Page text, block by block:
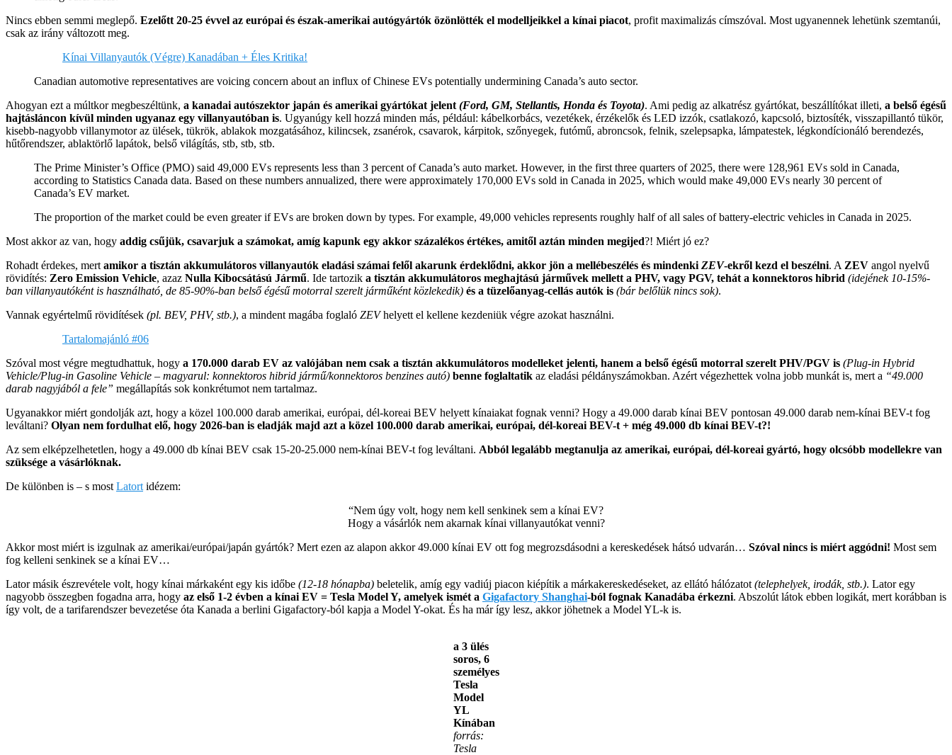
Nincs ebben semmi meglepő. Ezelőtt 20-25 évvel az európai és észak-amerikai autógyártók özönlötték el modelljeikkel a kínai piacot, profit maximalizás címszóval. Most ugyanennek lehetünk szemtanúi,
csak az irány változott meg.
Kínai Villanyautók (Végre) Kanadában + Éles Kritika!
Canadian automotive representatives are voicing concern about an influx of Chinese EVs potentially undermining Canada’s auto sector.
Ahogyan ezt a múltkor megbeszéltünk, a kanadai autószektor japán és amerikai gyártókat jelent (Ford, GM, Stellantis, Honda és Toyota). Ami pedig az alkatrész gyártókat, beszállítókat illeti, a belső égésű
hajtásláncon kívül minden ugyanaz egy villanyautóban is. Ugyanúgy kell hozzá minden más, például: kábelkorbács, vezetékek, érzékelők és LED izzók, csatlakozó, kapcsoló, biztosíték, visszapillantó tükör,
kisebb-nagyobb villanymotor az ülések, tükrök, ablakok mozgatásához, kilincsek, zsanérok, csavarok, kárpitok, szőnyegek, futómű, abroncsok, felnik, szelepsapka, lámpatestek, légkondícionáló berendezés,
hűtőrendszer, ablaktörlő lapátok, belső világítás, stb, stb, stb.
The Prime Minister’s Office (PMO) said 49,000 EVs represents less than 3 percent of Canada’s auto market. However, in the first three quarters of 2025, there were 128,961 EVs sold in Canada,
according to Statistics Canada data. Based on these numbers annualized, there were approximately 170,000 EVs sold in Canada in 2025, which would make 49,000 EVs nearly 30 percent of
Canada’s EV market.
The proportion of the market could be even greater if EVs are broken down by types. For example, 49,000 vehicles represents roughly half of all sales of battery-electric vehicles in Canada in 2025.
Most akkor az van, hogy addig csűjük, csavarjuk a számokat, amíg kapunk egy akkor százalékos értékes, amitől aztán minden megijed?! Miért jó ez?
Rohadt érdekes, mert amikor a tisztán akkumulátoros villanyautók eladási számai felől akarunk érdeklődni, akkor jön a mellébeszélés és mindenki ZEV-ekről kezd el beszélni. A ZEV angol nyelvű
rövidítés: Zero Emission Vehicle, azaz Nulla Kibocsátású Jármű. Ide tartozik a tisztán akkumulátoros meghajtású járművek mellett a PHV, vagy PGV, tehát a konnektoros hibrid (idejének 10-15%-
ban villanyautóként is használható, de 85-90%-ban belső égésű motorral szerelt járműként közlekedik) és a tüzelőanyag-cellás autók is (bár belőlük nincs sok).
Vannak egyértelmű rövidítések (pl. BEV, PHV, stb.), a mindent magába foglaló ZEVhelyett el kellene kezdeniük végre azokat használni.
Tartalomajánló #06
Szóval most végre megtudhattuk, hogy a 170.000 darab EV az valójában nem csak a tisztán akkumulátoros modelleket jelenti, hanem a belső égésű motorral szerelt PHV/PGV is (Plug-in Hybrid
Vehicle/Plug-in Gasoline Vehicle – magyarul: konnektoros hibrid jármű/konnektoros benzines autó) benne foglaltatik az eladási példányszámokban. Azért végezhettek volna jobb munkát is, mert a “49.000
darab nagyjából a fele” megállapítás sok konkrétumot nem tartalmaz.
Ugyanakkor miért gondolják azt, hogy a közel 100.000 darab amerikai, európai, dél-koreai BEV helyett kínaiakat fognak venni? Hogy a 49.000 darab kínai BEV pontosan 49.000 darab nem-kínai BEV-t fog
leváltani? Olyan nem fordulhat elő, hogy 2026-ban is eladják majd azt a közel 100.000 darab amerikai, európai, dél-koreai BEV-t + még 49.000 db kínai BEV-t?!
Az sem elképzelhetetlen, hogy a 49.000 db kínai BEV csak 15-20-25.000 nem-kínai BEV-t fog leváltani. Abból legalább megtanulja az amerikai, európai, dél-koreai gyártó, hogy olcsóbb modellekre van
szüksége a vásárlóknak.
De különben is – s most Latort idézem:
“Nem úgy volt, hogy nem kell senkinek sem a kínai EV?
Hogy a vásárlók nem akarnak kínai villanyautókat venni?
Akkor most miért is izgulnak az amerikai/európai/japán gyártók? Mert ezen az alapon akkor 49.000 kínai EV ott fog megrozsdásodni a kereskedések hátsó udvarán… Szóval nincs is miért aggódni! Most sem
fog kelleni senkinek se a kínai EV…
Lator másik észrevétele volt, hogy kínai márkaként egy kis időbe (12-18 hónapba) beletelik, amíg egy vadiúj piacon kiépítik a márkakereskedéseket, az ellátó hálózatot (telephelyek, irodák, stb.). Lator egy
nagyobb összegben fogadna arra, hogy az első 1-2 évben a kínai EV = Tesla Model Y, amelyek ismét a Gigafactory Shanghai-ból fognak Kanadába érkezni. Abszolút látok ebben logikát, mert korábban is
így volt, de a tarifarendszer bevezetése óta Kanada a berlini Gigafactory-ból kapja a Model Y-okat. És ha már így lesz, akkor jöhetnek a Model YL-k is.
a 3 ülés
soros, 6
személyes
Tesla
Model
YL
Kínában
forrás:
Tesla